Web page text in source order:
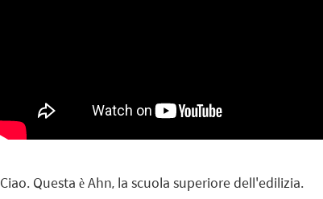
Ciao. Questa è Ahn, la scuola superiore dell'edilizia.